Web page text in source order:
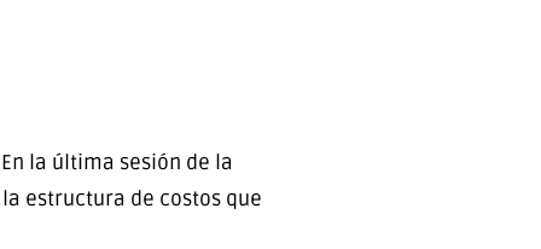
la última sesión de la
estructura de costos que